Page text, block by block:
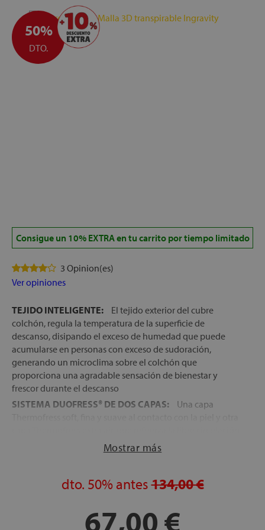
50%
DTO.
Consigue un 10% EXTRA en tu carrito por tiempo limitado
3 Opinion(es)
Ver opiniones
TEJIDO INTELIGENTE:
El tejido exterior del cubre
colchón, regula la temperatura de la superficie de
descanso, disipando el exceso de humedad que puede
acumularse en personas con exceso de sudoración,
generando un microclima sobre el colchón que
proporciona una agradable sensación de bienestar y
frescor durante el descanso
SISTEMA DUOFRESS® DE DOS CAPAS:
Una capa
del aire entre el cubre colchón y el colchón
colchón, como si se tratase de una bajera
Mostrar más
dto. 50% antes134,00 €
67,00 €